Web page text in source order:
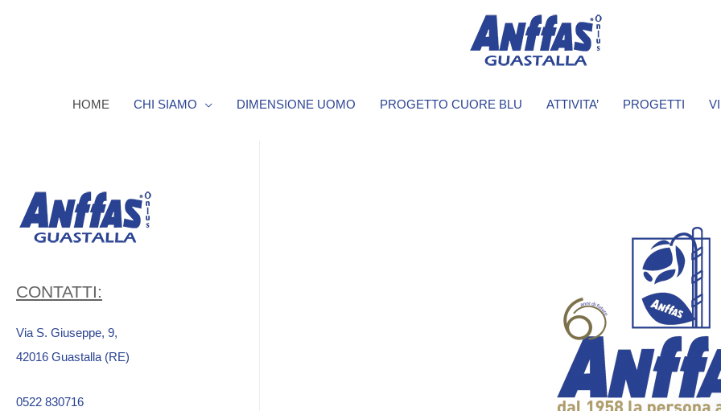
HOME CHI SIAMO DIMENSIONE UOMO PROGETTO CUORE BLU ATTIVITA’ PROGETTI
CONTATTI:
Via S. Giuseppe, 9,
42016 Guastalla (RE)
0522 830716